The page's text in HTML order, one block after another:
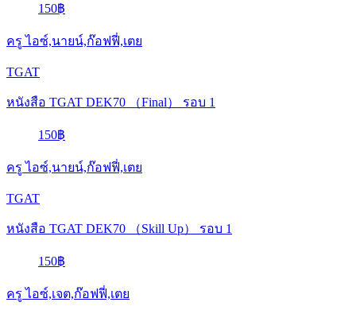
150฿
ครู ไอซ์,นายน์,ก๊อฟฟี่,เตย
TGAT
หนังสือ TGAT DEK70 （Final） รอบ 1
150฿
ครู ไอซ์,นายน์,ก๊อฟฟี่,เตย
TGAT
หนังสือ TGAT DEK70 （Skill Up） รอบ 1
150฿
ครู ไอซ์,เจต,ก๊อฟฟี่,เตย